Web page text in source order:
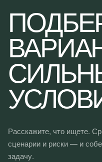
Расскажите, что ищете.
сценарии и риски — и
задачу.